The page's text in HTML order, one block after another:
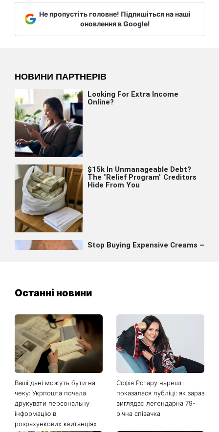
Не пропустіть головне! Підпишіться на наші
оновлення в Google!